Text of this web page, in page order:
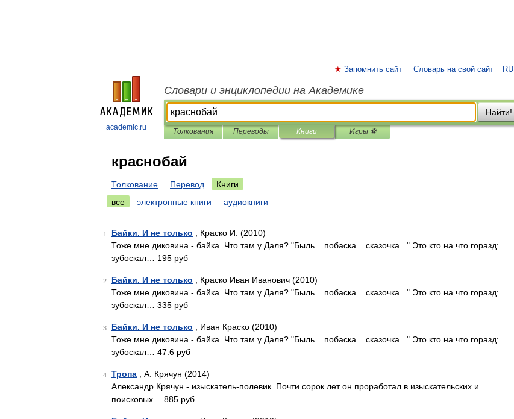
academic.ru
RU
Запомнить сайт Словарь на свой сайт
Словари и энциклопедии на Академике
Найти!
Толкования Переводы Книги Игры ⚽
краснобай
Толкование Перевод
Книги
все
электронные книги аудиокниги
1 Байки. И не только , Краско И. (2010)
Тоже мне диковина - байка. Что там у Даля? "Быль... побаска... сказочка..." Это кто на что горазд:
зубоскал… 195 руб
2 Байки. И не только , Краско Иван Иванович (2010)
Тоже мне диковина - байка. Что там у Даля? "Быль... побаска... сказочка..." Это кто на что горазд:
зубоскал… 335 руб
3 Байки. И не только , Иван Краско (2010)
Тоже мне диковина - байка. Что там у Даля? "Быль... побаска... сказочка..." Это кто на что горазд:
зубоскал… 47.6 руб
4 Тропа , А. Крячун (2014)
Александр Крячун - изыскатель-полевик. Почти сорок лет он проработал в изыскательских и
поисковых… 885 руб